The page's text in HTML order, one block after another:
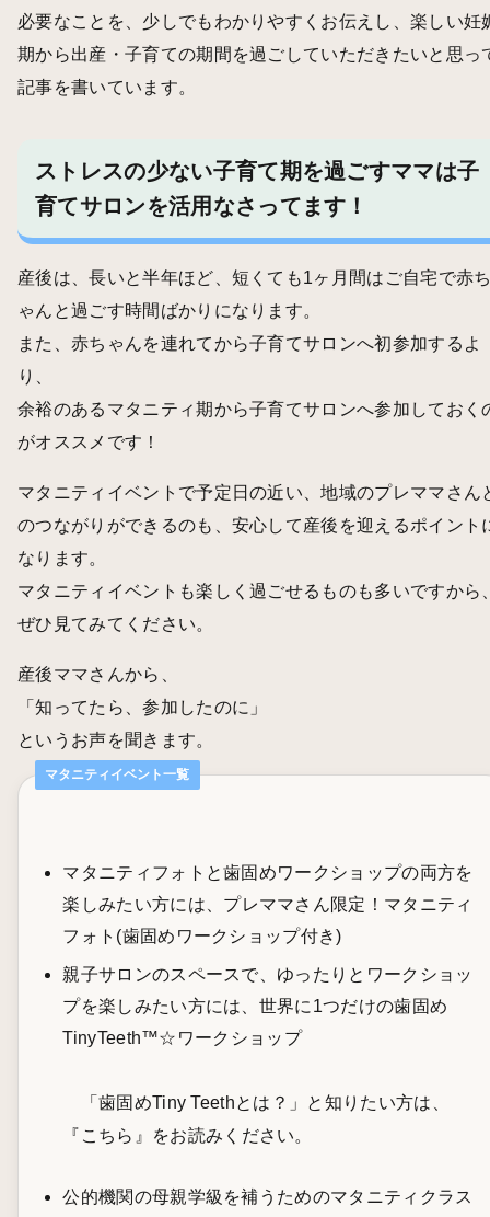
必要なことを、少しでもわかりやすくお伝えし、楽しい妊
期から出産・子育ての期間を過ごしていただきたいと思っ
記事を書いています。
ストレスの少ない子育て期を過ごすママは子
育てサロンを活用なさってます！
産後は、長いと半年ほど、短くても1ヶ月間はご自宅で赤
ゃんと過ごす時間ばかりになります。
また、赤ちゃんを連れてから子育てサロンへ初参加するよ
り、
余裕のあるマタニティ期から子育てサロンへ参加しておく
がオススメです！
マタニティイベントで予定日の近い、地域のプレママさん
のつながりができるのも、安心して産後を迎えるポイント
なります。
マタニティイベントも楽しく過ごせるものも多いですから
ぜひ見てみてください。
産後ママさんから、
「知ってたら、参加したのに」
というお声を聞きます。
マタニティイベント一覧
マタニティフォトと歯固めワークショップの両方を
楽しみたい方には、 プレママさん限定！マタニティ
フォト(歯固めワークショップ付き)
親子サロンのスペースで、ゆったりとワークショッ
プを楽しみたい方には、 世界に1つだけの歯固め
TinyTeeth™️☆ワークショップ
「歯固めTiny Teethとは？」と知りたい方は、
『こちら』
をお読みください。
公的機関の母親学級を補うためのマタニティクラス